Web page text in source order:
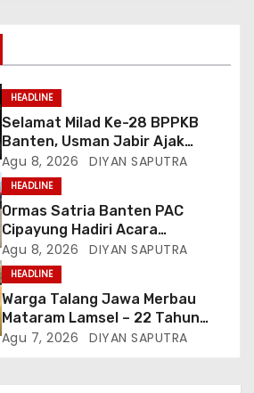
HEADLINE
Selamat Milad Ke-28 BPPKB
Banten, Usman Jabir Ajak
Perkuat Solidaritas Dan
Kebersamaan
Agu 8, 2026 DIYAN SAPUTRA
HEADLINE
Ormas Satria Banten PAC
Cipayung Hadiri Acara
Menjelang HUT Ke-81
Kemerdekaan RI Di Silang Monas
Agu 8, 2026 DIYAN SAPUTRA
HEADLINE
Warga Talang Jawa Merbau
Mataram Lamsel – 22 Tahun
Lumpuh Vina Agustina Viral Di
Agu 7, 2026 DIYAN SAPUTRA